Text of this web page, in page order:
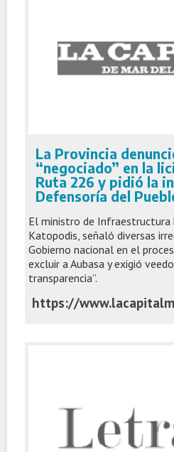
La Provincia
“negociado” en la
Ruta 226 y pidió la
Defensoría del
El ministro de Infraestructura
Katopodis, señaló diversas
Gobierno nacional en el
excluir a Aubasa y exigió
transparencia”.